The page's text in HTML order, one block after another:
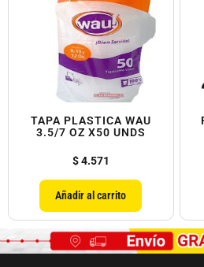
TAPA PLASTICA WAU
3.5/7 OZ X50 UNDS
$4.571
Añadir al carrito